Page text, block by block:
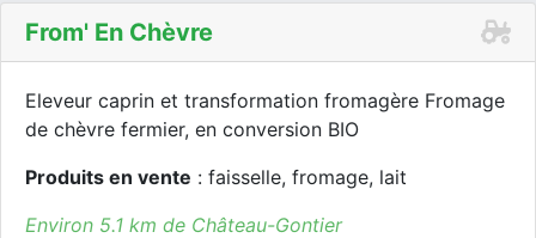
From' En Chèvre
Eleveur caprin et transformation fromagère Fromage
de chèvre fermier, en conversion BIO
Produits en vente : faisselle, fromage, lait
Environ 5.1 km de Château-Gontier